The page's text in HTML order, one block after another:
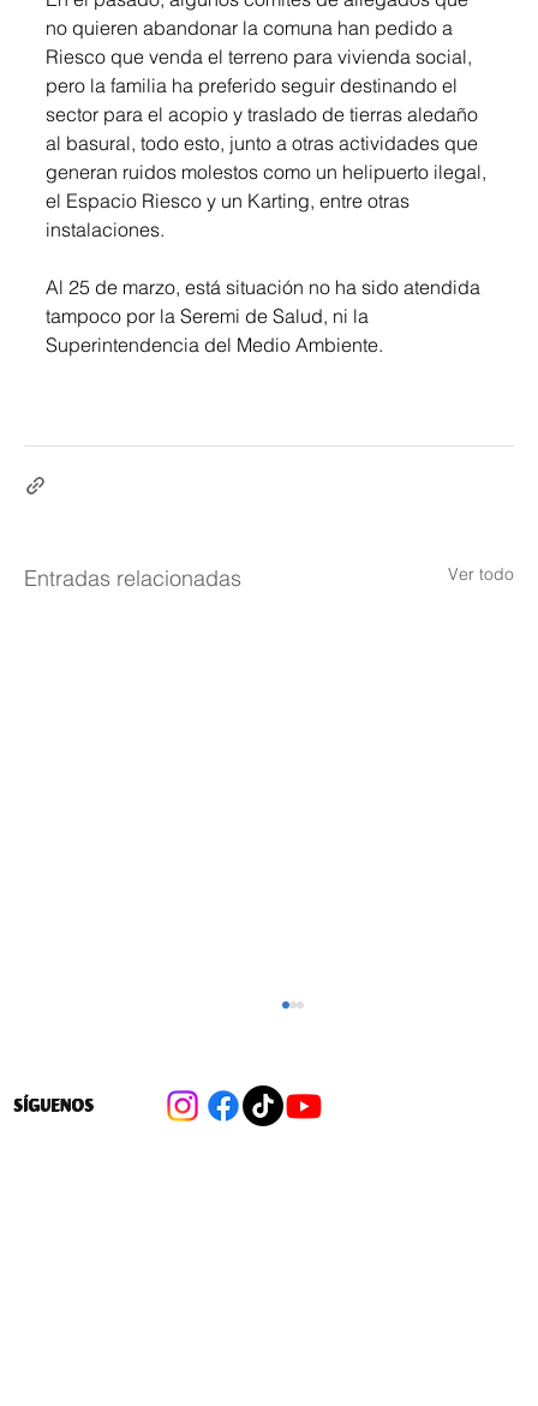
no quieren abandonar la comuna han pedido a
Riesco que venda el terreno para vivienda social,
pero la familia ha preferido seguir destinando el
sector para el acopio y traslado de tierras aledaño
al basural, todo esto, junto a otras actividades que
generan ruidos molestos como un helipuerto ilegal,
el Espacio Riesco y un Karting, entre otras
instalaciones.
Al 25 de marzo, está situación no ha sido atendida
tampoco por la Seremi de Salud, ni la
Superintendencia del Medio Ambiente.
Entradas relacionadas Ver todo
SÍGUENOS